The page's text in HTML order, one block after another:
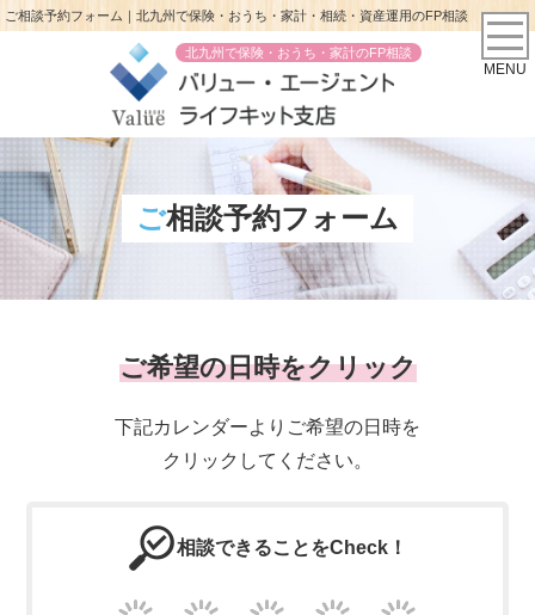
ご相談予約フォーム｜北九州で保険・おうち・家計・相続・資産運用のFP相談
北九州で保険・おうち・家計のFP相談
MENU
ご相談予約フォーム
ご希望の日時をクリック
下記カレンダーよりご希望の日時を
クリックしてください。
相談できることをCheck！